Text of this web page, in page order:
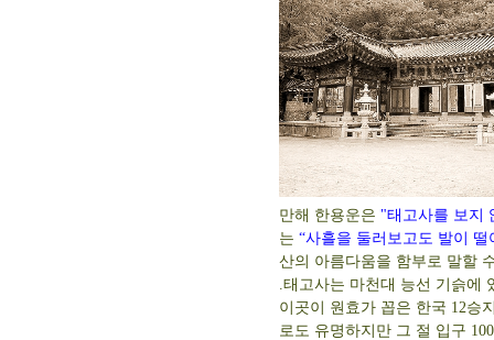
만해 한용운은 "태고사를 보지
는 “사흘을 둘러보고도 발이 떨
산의 아름다움을 함부로 말할
.태고사는 마천대 능선 기슭에
이곳이 원효가 꼽은 한국 12승
로도 유명하지만 그 절 입구